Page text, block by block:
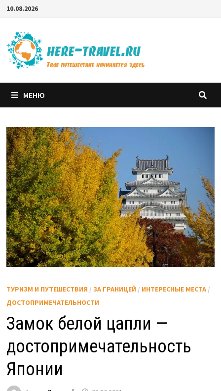
Перейти
содержимому
10.08.2026
МЕНЮ
ТУРИЗМ И ПУТЕШЕСТВИЯ / ЗА ГРАНИЦЕЙ / ИНТЕРЕСНЫЕ МЕСТА/
ДОСТОПРИМЕЧАТЕЛЬНОСТИ
Замок белой цапли —
достопримечательность
Японии